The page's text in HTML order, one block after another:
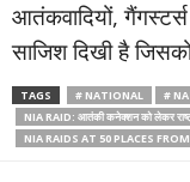
आतंकवादियों,
साजिश दिखी है
TAGS # NATIONAL #
NIA RAID: आतंकी कनेक्शन को लेकर
NIA RAIDS AT 50 PLACES